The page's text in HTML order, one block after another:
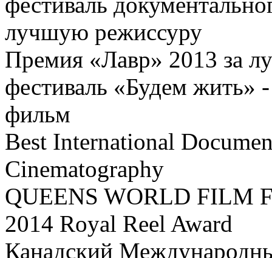
лучшую режиссуру
Премия «Лавр» 2013 за
фестиваль «Будем жить»
фильм
Best International
Cinematography
QUEENS WORLD FILM
2014 Royal Reel Award
Канадский